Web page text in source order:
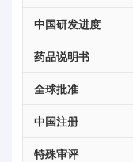
中国研发进度
药品说明书
全球批准
中国注册
特殊审评